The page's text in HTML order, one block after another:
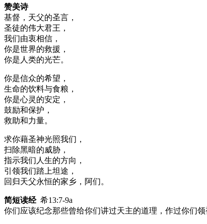
赞美诗
基督，天父的圣言，
圣徒的伟大君王，
我们由衷相信，
你是世界的救援，
你是人类的光芒。
你是信众的希望，
生命的饮料与食粮，
你是心灵的安定，
鼓励和保护，
救助和力量。
求你藉圣神光照我们，
扫除黑暗的威胁，
指示我们人生的方向，
引领我们踏上坦途，
回归天父永恒的家乡，阿们。
简短读经希13:7-9a
你们应该纪念那些曾给你们讲过天主的道理，作过你们